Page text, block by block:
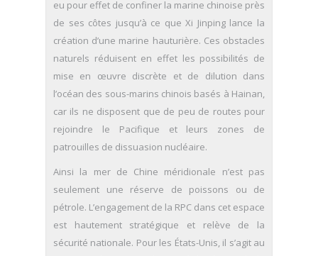
eu pour effet de confiner la marine chinoise près
de ses côtes jusqu’à ce que Xi Jinping lance la
création d’une marine hauturière. Ces obstacles
naturels réduisent en effet les possibilités de
mise en œuvre discrète et de dilution dans
l’océan des sous-marins chinois basés à Hainan,
car ils ne disposent que de peu de routes pour
rejoindre le Pacifique et leurs zones de
patrouilles de dissuasion nucléaire.
Ainsi la mer de Chine méridionale n’est pas
seulement une réserve de poissons ou de
pétrole. L’engagement de la RPC dans cet espace
est hautement stratégique et relève de la
sécurité nationale. Pour les États-Unis, il s’agit au